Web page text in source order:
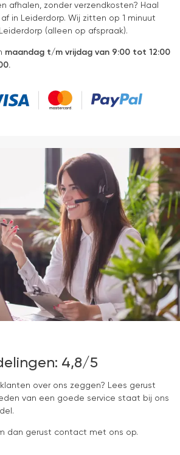
afhalen, zonder verzendkosten? Haal
in Leiderdorp. Wij zitten op 1 minuut
(alleen op afspraak).
maandag t/m vrijdag van 9:00 tot 12:00
4,8/5
over ons zeggen? Lees gerust
van een goede service staat bij ons
dan gerust contact met ons op.